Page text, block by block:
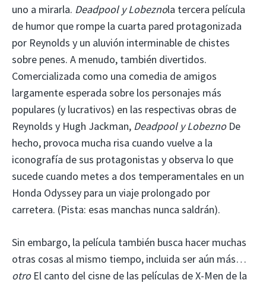
uno a mirarla. Deadpool y Lobeznola tercera película
de humor que rompe la cuarta pared protagonizada
por Reynolds y un aluvión interminable de chistes
sobre penes. A menudo, también divertidos.
Comercializada como una comedia de amigos
largamente esperada sobre los personajes más
populares (y lucrativos) en las respectivas obras de
Reynolds y Hugh Jackman, Deadpool y LobeznoDe
hecho, provoca mucha risa cuando vuelve a la
iconografía de sus protagonistas y observa lo que
sucede cuando metes a dos temperamentales en un
Honda Odyssey para un viaje prolongado por
carretera. (Pista: esas manchas nunca saldrán).
Sin embargo, la película también busca hacer muchas
otras cosas al mismo tiempo, incluida ser aún más…
otro El canto del cisne de las películas de X-Men de la